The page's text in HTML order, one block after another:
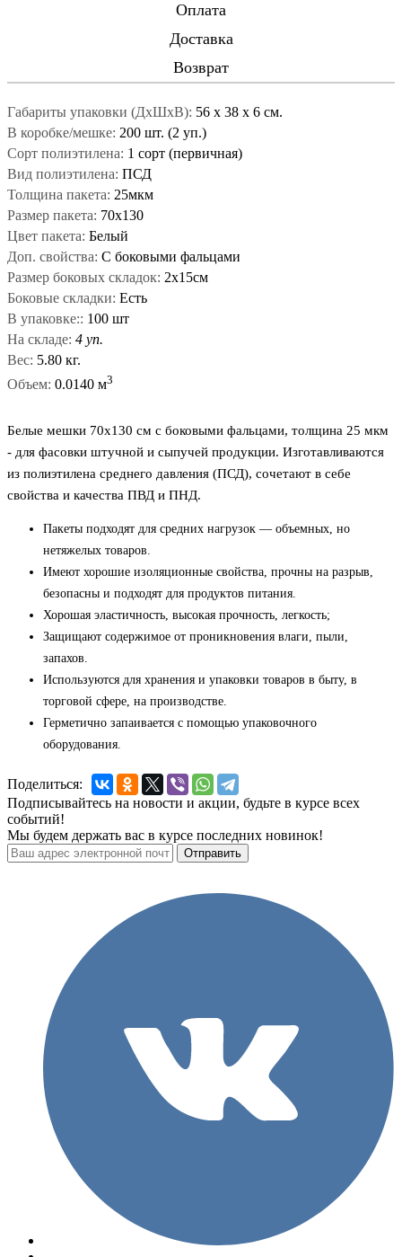
Оплата
Доставка
Возврат
Габариты упаковки (ДxШxВ): 56 x 38 x 6 см.
В коробке/мешке: 200 шт. (2 уп.)
Сорт полиэтилена: 1 сорт (первичная)
Вид полиэтилена: ПСД
Толщина пакета: 25мкм
Размер пакета: 70x130
Цвет пакета: Белый
Доп. свойства: С боковыми фальцами
Размер боковых складок: 2х15см
Боковые складки: Есть
В упаковке:: 100 шт
На складе: 4 уп.
Вес: 5.80 кг.
Объем: 0.0140 м3
Белые мешки 70x130 см с боковыми фальцами, толщина 25 мкм
- для фасовки штучной и сыпучей продукции. Изготавливаются
из полиэтилена среднего давления (ПСД), сочетают в себе
свойства и качества ПВД и ПНД.
Пакеты подходят для средних нагрузок — объемных, но
нетяжелых товаров.
Имеют хорошие изоляционные свойства, прочны на разрыв,
безопасны и подходят для продуктов питания.
Хорошая эластичность, высокая прочность, легкость;
Защищают содержимое от проникновения влаги, пыли,
запахов.
Используются для хранения и упаковки товаров в быту, в
торговой сфере, на производстве.
Герметично запаивается с помощью упаковочного
оборудования.
Поделиться:
Подписывайтесь на новости и акции, будьте в курсе всех
событий!
Мы будем держать вас в курсе последних новинок!